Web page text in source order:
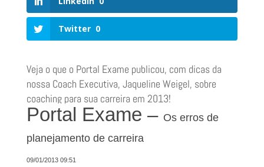
Twitter 0
Veja o que o Portal Exame publicou, com dicas da
nossa Coach Executiva, Jaqueline Weigel, sobre
coaching para sua carreira em 2013!
Portal Exame – Os erros de
planejamento de carreira
09/01/2013 09:51